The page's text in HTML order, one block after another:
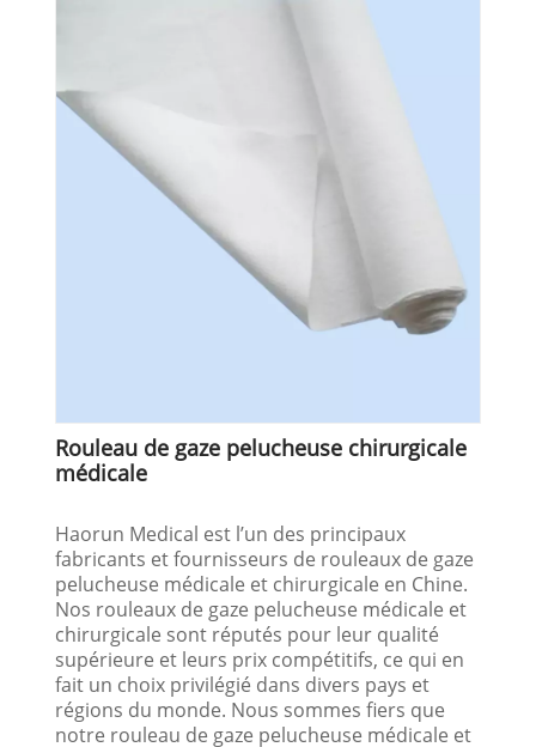
Rouleau de gaze pelucheuse chirurgicale
médicale
Haorun Medical est l’un des principaux
fabricants et fournisseurs de rouleaux de gaze
pelucheuse médicale et chirurgicale en Chine.
Nos rouleaux de gaze pelucheuse médicale et
chirurgicale sont réputés pour leur qualité
supérieure et leurs prix compétitifs, ce qui en
fait un choix privilégié dans divers pays et
régions du monde. Nous sommes fiers que
notre rouleau de gaze pelucheuse médicale et